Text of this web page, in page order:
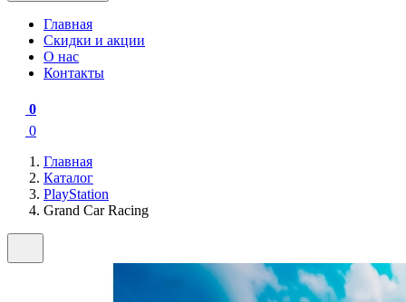
Главная
Скидки и акции
О нас
Контакты
0
0
Главная
Каталог
PlayStation
Grand Car Racing